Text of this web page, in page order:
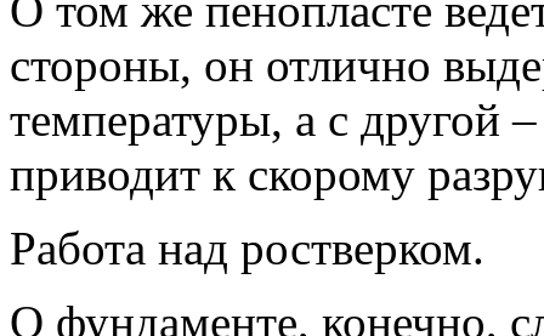
стороны, он отлично
температуры, а с другой
приводит к скорому
Работа над ростверком.
О фундаменте, конечно,